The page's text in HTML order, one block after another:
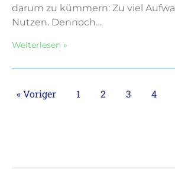
darum zu kümmern: Zu viel
Nutzen. Dennoch…
Weiterlesen »
« Voriger 1 2 3 4